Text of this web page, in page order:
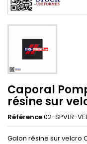
Caporal
résine sur
Référence02-SPVLR-
Galon résine sur velcro